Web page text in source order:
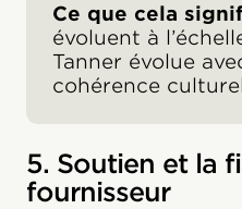
Ce que cela
évoluent à
Tanner évolue
cohérence
5. Soutien et la
fournisseur